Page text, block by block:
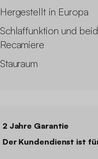
Hergestellt in Europa
Schlaffunktion und
Recamiere
Stauraum
2 Jahre Garantie
Der Kundendienst ist